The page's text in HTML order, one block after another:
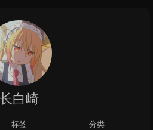
长白崎
标签 分类